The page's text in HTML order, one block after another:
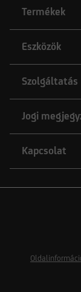
Termékek
Eszközök
Szolgáltatás
Jogi
Kapcsolat